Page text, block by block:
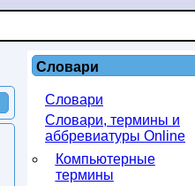
Словари
Словари
Словари, термины и
аббревиатуры Online
Компьютерные
термины